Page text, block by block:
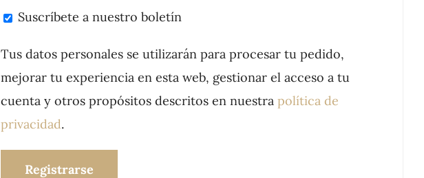
Suscríbete a nuestro boletín
Tus datos personales se utilizarán para procesar tu pedido,
mejorar tu experiencia en esta web, gestionar el acceso a tu
cuenta y otros propósitos descritos en nuestra política de
privacidad.
Registrarse